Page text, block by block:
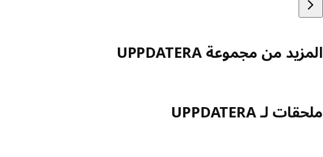
المزيد من مجموعة UPPDATERA
ملحقات لـ UPPDATERA